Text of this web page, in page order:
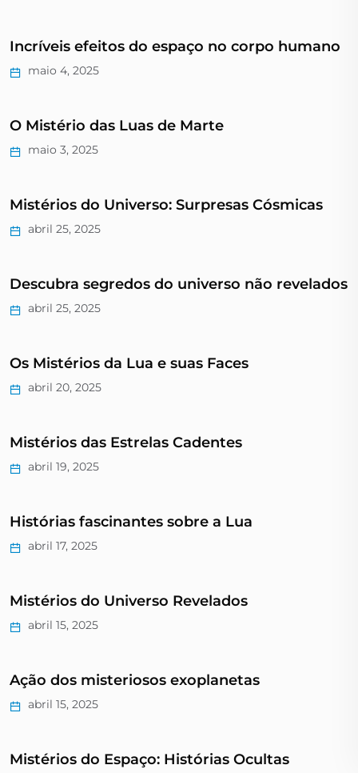
Incríveis efeitos do espaço no corpo humano
maio 4, 2025
O Mistério das Luas de Marte
maio 3, 2025
Mistérios do Universo: Surpresas Cósmicas
abril 25, 2025
Descubra segredos do universo não revelados
abril 25, 2025
Os Mistérios da Lua e suas Faces
abril 20, 2025
Mistérios das Estrelas Cadentes
abril 19, 2025
Histórias fascinantes sobre a Lua
abril 17, 2025
Mistérios do Universo Revelados
abril 15, 2025
Ação dos misteriosos exoplanetas
abril 15, 2025
Mistérios do Espaço: Histórias Ocultas